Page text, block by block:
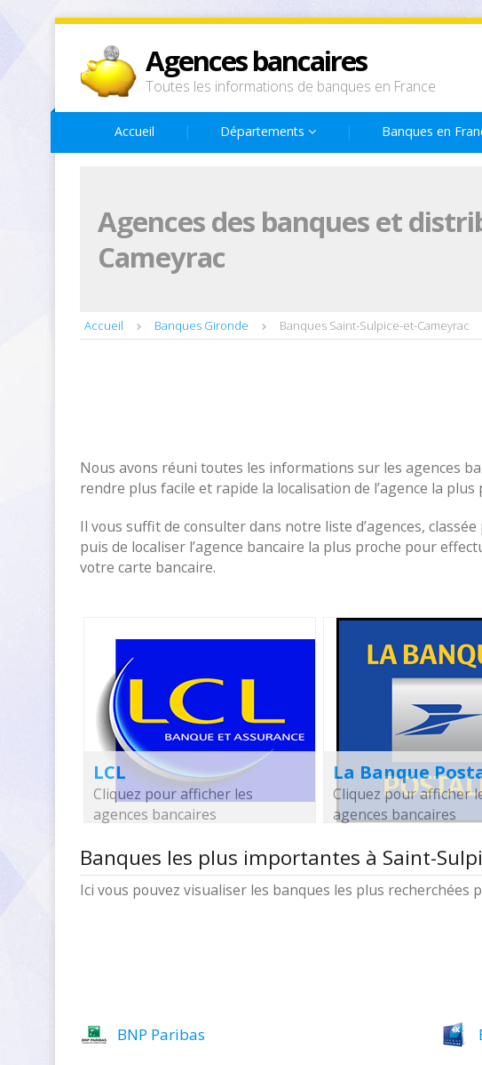
Agences bancaires
Toutes les informations de banques en France
Accueil Départements Banques en
Agences des banques et
Cameyrac
Accueil Banques Gironde Banques Saint-Sulpice-et-Cameyrac
Nous avons réuni toutes les informations sur les agences
rendre plus facile et rapide la localisation de l’agence la plus
Il vous suffit de consulter dans notre liste d’agences,
puis de localiser l’agence bancaire la plus proche pour
votre carte bancaire.
LCL
Cliquez pour afficher les
agences bancaires
La Banque
Cliquez pour afficher
agences bancaires
Banques les plus importantes à Saint-
Ici vous pouvez visualiser les banques les plus recherchées
BNP Paribas